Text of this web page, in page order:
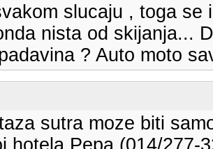
slucaju , toga se
nista od skijanja...
? Auto moto
sutra moze biti
hotela Pepa (014/277-